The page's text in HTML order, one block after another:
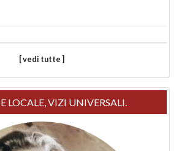
[ vedi tutte ]
LOCALE, VIZI UNIVERSALI.